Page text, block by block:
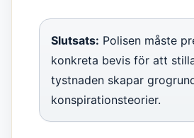
Slutsats: Polisen måste
konkreta bevis för att
tystnaden skapar
konspirationsteorier.